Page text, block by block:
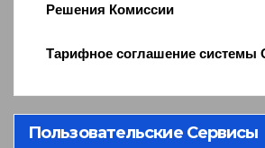
Решения Комиссии
Тарифное соглашение
Пользовательские Сервисы